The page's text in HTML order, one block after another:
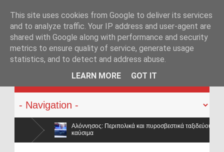
KATEHACKER
Περιπολικά και πυροσβεστικά ταξιδεύουν στη Σκόπελο για να βάλουν
This site uses cookies from Google to deliver its services
and to analyze traffic. Your IP address and user-agent are
shared with Google along with performance and security
metrics to ensure quality of service, generate usage
statistics, and to detect and address abuse.
LEARN MORE
GOT IT